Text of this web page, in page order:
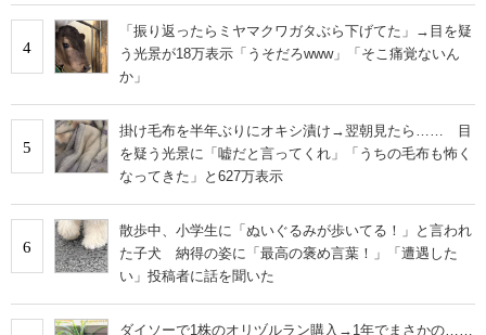
4
「振り返ったらミヤマクワガタぶら下げてた」→目を疑
う光景が18万表示「うそだろwww」「そこ痛覚ないん
か」
5
掛け毛布を半年ぶりにオキシ漬け→翌朝見たら…… 目
を疑う光景に「嘘だと言ってくれ」「うちの毛布も怖く
なってきた」と627万表示
6
散歩中、小学生に「ぬいぐるみが歩いてる！」と言われ
た子犬 納得の姿に「最高の褒め言葉！」「遭遇した
い」投稿者に話を聞いた
ダイソーで1株のオリヅルラン購入→1年でまさかの……